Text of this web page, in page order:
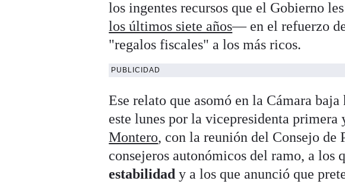
los ingentes recursos que el Gobierno
los últimos siete años— en el refuerzo
"regalos fiscales" a los más ricos.
PUBLICIDAD
Ese relato que asomó en la Cámara
este lunes por la vicepresidenta
Montero, con la reunión del Consejo
consejeros autonómicos del ramo, a los
estabilidad y a los que anunció que